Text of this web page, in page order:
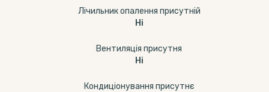
Лічильник опалення присутній
Ні
Вентиляція присутня
Ні
Кондиціонування присутнє